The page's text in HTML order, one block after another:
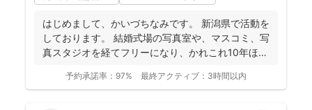
はじめまして、かいづちなみです。 新潟県で活動を
しております。 結婚式場の写真室や、マスコミ、写
真スタジオを経てフリーになり、かれこれ10年ほど
予約承諾率： 97% 最終アクティブ： 3時間以内